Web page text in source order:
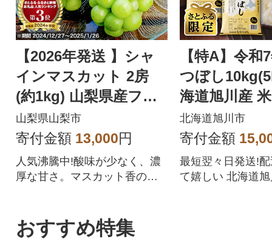
【2026年発送 】シャ
インマスカット 2房
(約1kg) 山梨県産フル
ーツ 人気のぶどう
山梨県山梨市
寄付金額 13,000円
人気沸騰中!酸味が少なく、濃
厚な甘さ。マスカット香の芳
トを中心にぶどうをたくさん
作っている農家が自信を持っ
【特A】令和
つぼし
海道旭川産
【さとふる
57
北海道旭川市
寄付金額
最短翌々日発送!
て嬉しい 北海道
おすすめ特集